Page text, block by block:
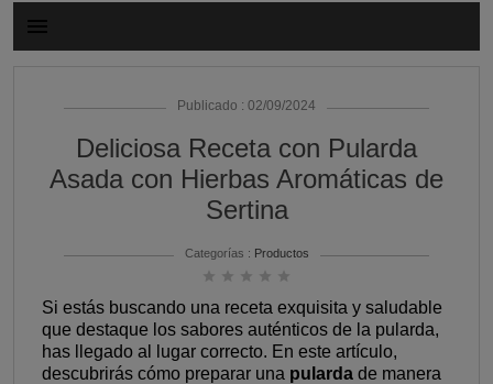
menu
Publicado : 02/09/2024
Deliciosa Receta con Pularda
Asada con Hierbas Aromáticas de
Sertina
Categorías : Productos
star star star star star
Si estás buscando una receta exquisita y saludable
que destaque los sabores auténticos de la pularda,
has llegado al lugar correcto. En este artículo,
descubrirás cómo preparar una pularda de manera